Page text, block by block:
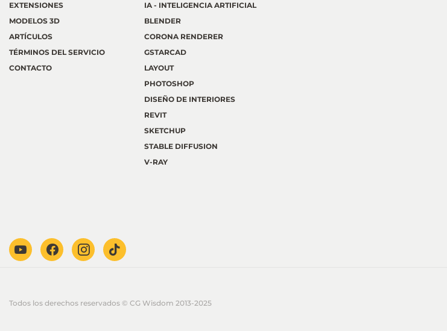
EXTENSIONES
MODELOS 3D
ARTÍCULOS
TÉRMINOS DEL SERVICIO
CONTACTO
IA - INTELIGENCIA ARTIFICIAL
BLENDER
CORONA RENDERER
GSTARCAD
LAYOUT
PHOTOSHOP
DISEÑO DE INTERIORES
REVIT
SKETCHUP
STABLE DIFFUSION
V-RAY
Todos los derechos reservados © CG Wisdom 2013-2025